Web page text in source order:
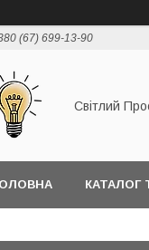
(67) 699-13-90
Світлий
КАТАЛОГ